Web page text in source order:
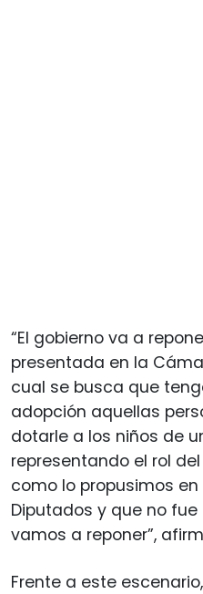
“El gobierno va a
presentada en la
cual se busca que
adopción aquellas
dotarle a los niños de
representando el rol
como lo propusimos
Diputados y que no
vamos a reponer”,
Frente a este